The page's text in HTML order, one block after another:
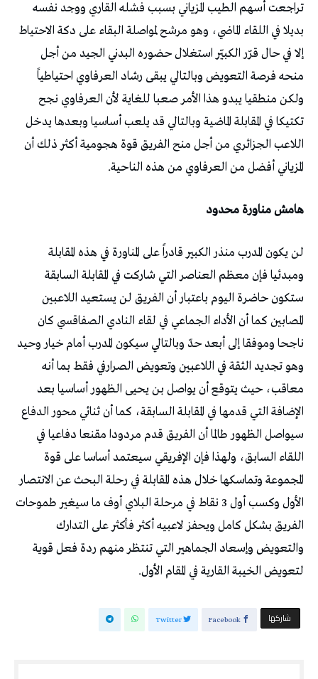
تراجعت أسهم الطيب المزياني بسبب فشله القاري ووجد نفسه
بديلا في اللقاء الماضي، وهو مرشح لمواصلة البقاء على دكة الاحتياط
إلا في حال قرّر الكبيّر استغلال حضوره البدني الجيد من أجل
منحه فرصة التعويض وبالتالي يبقى رشاد العرفاوي احتياطياً
ولكن منطقيا يبدو هذا الأمر صعبا للغاية لأن العرفاوي نجح
تكتيكا في المقابلة الماضية وبالتالي قد يلعب أساسيا وبعدها يدخل
اللاعب الجزائري من أجل منح الفريق قوة هجومية أكثر ذلك أن
المزياني أفضل من العرفاوي من هذه الناحية.
هامش مناورة محدود
لن يكون المدرب منذر الكبير قادراً على المناورة في هذه المقابلة
ومبدئيا فإن معظم العناصر التي شاركت في المقابلة السابقة
ستكون حاضرة اليوم باعتبار أن الفريق لن يستعيد اللاعبين
المصابين كما أن الأداء الجماعي في لقاء النادي الصفاقسي كان
ناجحا وموفقا إلى أبعد حدّ وبالتالي سيكون المدرب أمام خيار وحيد
وهو تجديد الثقة في اللاعبين وتعويض الصرارفي فقط بما أنه
معاقب، حيث يتوقع أن يواصل بن يحيى الظهور أساسيا بعد
الإضافة التي قدمها في المقابلة السابقة، كما أن ثنائي محور الدفاع
سيواصل الظهور طالما أن الفريق قدم مردودا مقنعا دفاعيا في
اللقاء السابق، ولهذا فإن الإفريقي سيعتمد أساسا على قوة
المجموعة وتماسكها خلال هذه المقابلة في رحلة البحث عن الانتصار
الأول وكسب أول 3 نقاط في مرحلة البلاي أوف ما سيغير طموحات
الفريق بشكل كامل ويحفز لاعبيه أكثر فأكثر على التدارك
والتعويض وإسعاد الجماهير التي تنتظر منهم ردة فعل قوية
لتعويض الخيبة القارية في المقام الأول.
‫‫ شاركها‬ Facebook
Twitter